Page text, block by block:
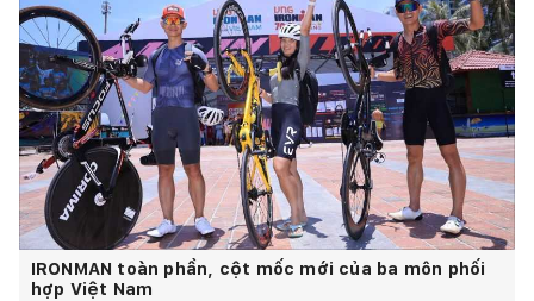
IRONMAN toàn phần, cột mốc mới của ba môn phối
hợp Việt Nam